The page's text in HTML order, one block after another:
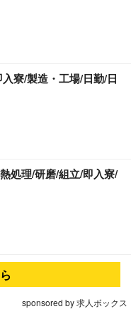
寮/製造・工場/日勤/日
処理/研磨/組立/即入寮/
sponsored by 求人ボックス